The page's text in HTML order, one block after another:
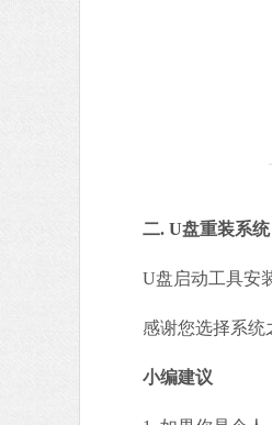
二. U盘重装系统
U盘启动工具安装
感谢您选择系统之
小编建议